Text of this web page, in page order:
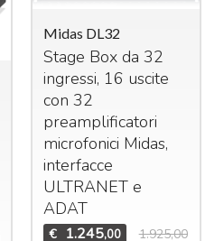
Midas DL32
Stage Box da 32
ingressi, 16 uscite
con 32
preamplificatori
microfonici Midas,
interfacce
ULTRANETe
ADAT
€ 1.245,00 1.925,00